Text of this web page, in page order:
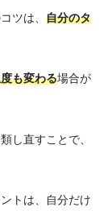
ツは、 自分のタ
も変わる場合が
し直すことで、
トは、自分だけ